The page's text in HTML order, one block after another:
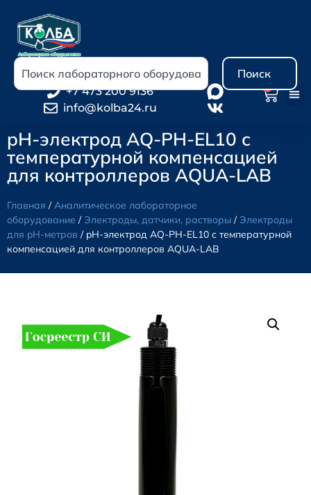
Поиск
+7 473 200 9136
info@kolba24.ru
pH-электрод AQ-PH-EL10 с
температурной компенсацией
для контроллеров AQUA-LAB
Главная /Аналитическое лабораторное
оборудование / Электроды, датчики, растворы / Электроды
для pH-метров / pH-электрод AQ-PH-EL10 с температурной
компенсацией для контроллеров AQUA-LAB